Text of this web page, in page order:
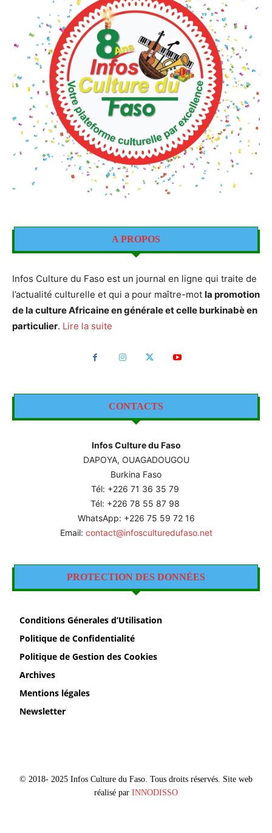
A PROPOS
Infos Culture du Faso est un journal en ligne qui traite de
l’actualité culturelle et qui a pour maître-mot la promotion
de la culture Africaine en générale et celle burkinabè en
particulier. Lire la suite
CONTACTS
Infos Culture du Faso
DAPOYA, OUAGADOUGOU
Burkina Faso
Tél: +226 71 36 35 79
Tél: +226 78 55 87 98
WhatsApp: +226 75 59 72 16
Email: contact@infosculturedufaso.net
PROTECTION DES DONNÉES
Conditions Génerales d’Utilisation
Politique de Confidentialité
Politique de Gestion des Cookies
Archives
Mentions légales
Newsletter
© 2018- 2025 Infos Culture du Faso. Tous droits réservés. Site web
réalisé par INNODISSO